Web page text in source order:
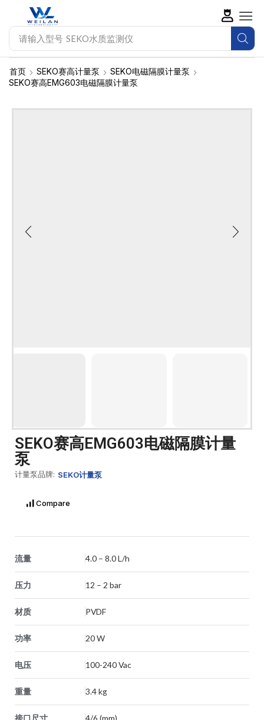
请输入型号 SEKO水质监测仪
首页 SEKO赛高计量泵
SEKO电磁隔膜计量泵
SEKO赛高EMG603电磁隔膜计量泵
SEKO赛高EMG603电磁隔膜计量
泵
计量泵品牌: SEKO计量泵
Compare
流量 4.0 – 8.0 L/h
压力 12 – 2 bar
材质 PVDF
功率 20 W
电压 100-240 Vac
重量 3.4 kg
接口尺寸 4/6 (mm)